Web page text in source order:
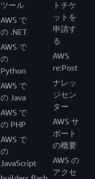
ツール
AWS で
の .NET
AWS で
の
Python
AWS で
の Java
AWS で
の PHP
AWS で
の
JavaScript
トチケ
ットを
申請す
る
AWS
re:Post
ナレッ
ジセン
ター
AWS サ
ポート
の概要
AWS の
アクセ